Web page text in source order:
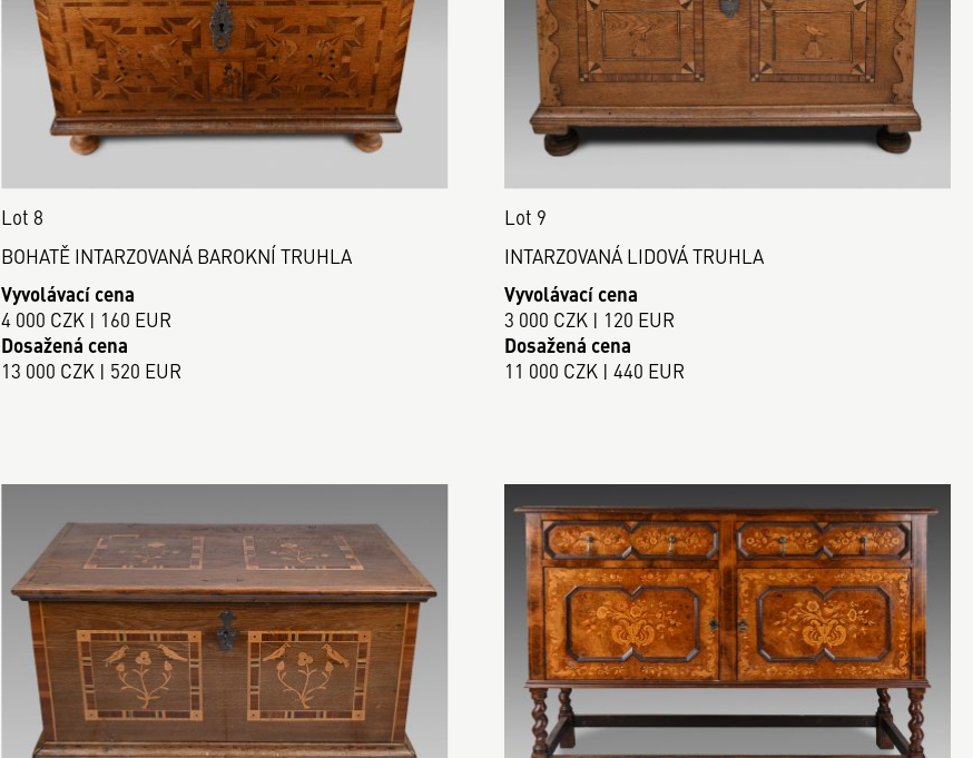
Lot 8
BOHATĚ INTARZOVANÁ BAROKNÍ TRUHLA
Vyvolávací cena
4 000 CZK | 160 EUR
Dosažená cena
13 000 CZK | 520 EUR
Lot 9
INTARZOVANÁ LIDOVÁ TRUHLA
Vyvolávací cena
3 000 CZK | 120 EUR
Dosažená cena
11 000 CZK | 440 EUR